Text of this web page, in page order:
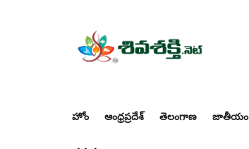
హోం ఆంధ్రప్రదేశ్ తెలంగాణ జాతీయం